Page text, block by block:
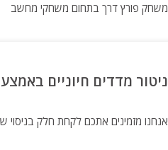
משחק פורץ דרך בתחום משחקי מחשב
ניטור מדדים חיוניים
אנחנו מזמינים אתכם לקחת חלק